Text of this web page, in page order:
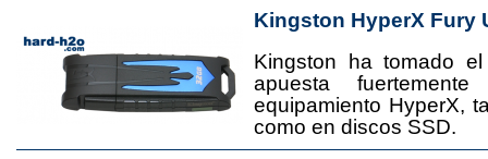
Kingston HyperX Fury
Kingston ha tomado
apuesta
equipamiento HyperX,
como en discos SSD.